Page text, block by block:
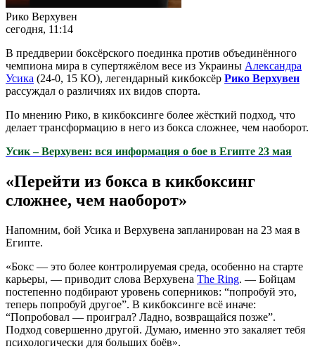
Рико Верхувен
сегодня, 11:14
В преддверии боксёрского поединка против объединённого
чемпиона мира в супертяжёлом весе из Украины Александра
Усика (24-0, 15 КО), легендарный кикбоксёр Рико Верхувен
рассуждал о различиях их видов спорта.
По мнению Рико, в кикбоксинге более жёсткий подход, что
делает трансформацию в него из бокса сложнее, чем наоборот.
Усик – Верхувен: вся информация о бое в Египте 23 мая
«Перейти из бокса в кикбоксинг
сложнее, чем наоборот»
Напомним, бой Усика и Верхувена запланирован на 23 мая в
Египте.
«Бокс — это более контролируемая среда, особенно на старте
карьеры, — приводит слова Верхувена The Ring. — Бойцам
постепенно подбирают уровень соперников: “попробуй это,
теперь попробуй другое”. В кикбоксинге всё иначе:
“Попробовал — проиграл? Ладно, возвращайся позже”.
Подход совершенно другой. Думаю, именно это закаляет тебя
психологически для больших боёв».